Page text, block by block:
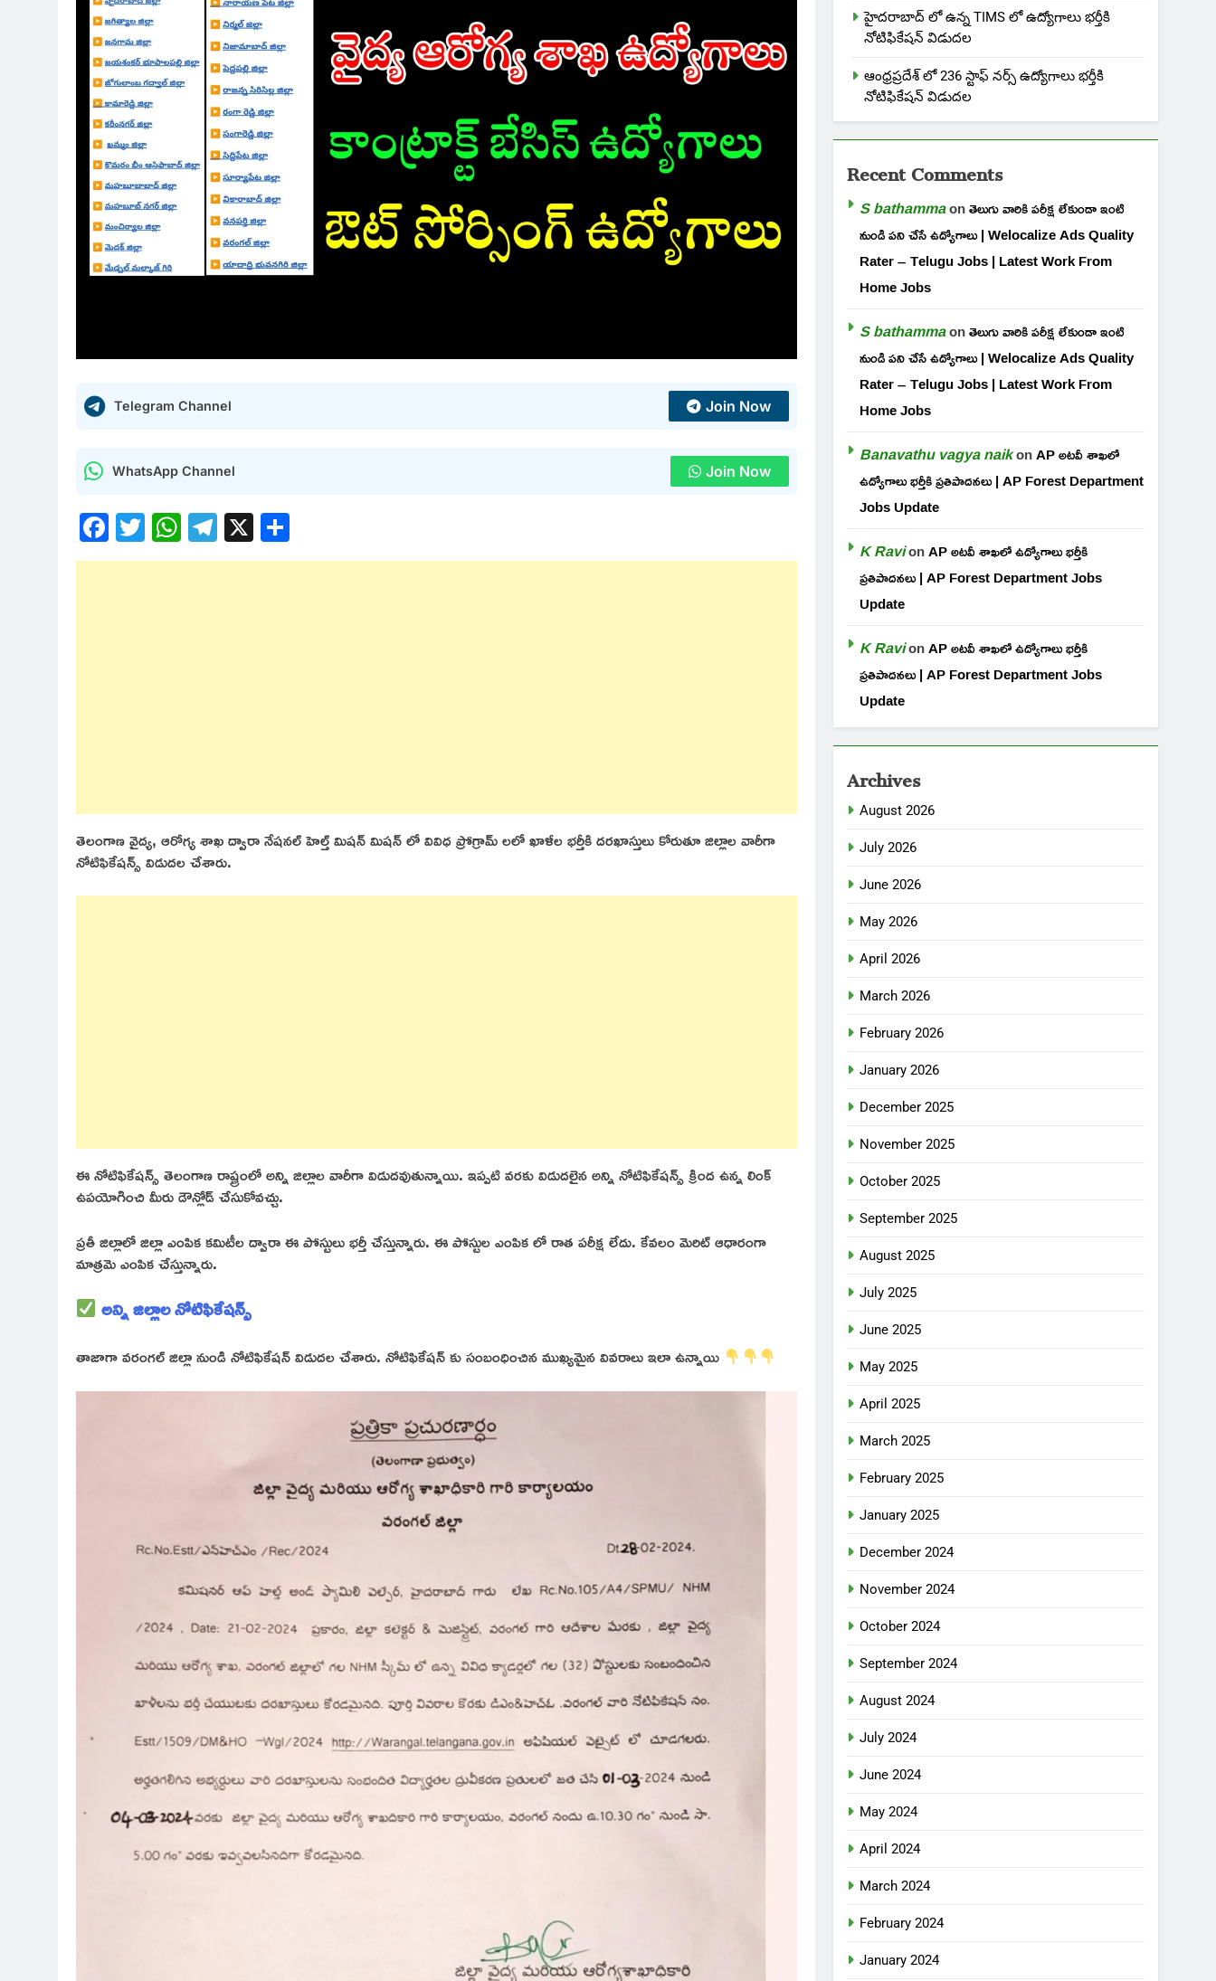
Telegram Channel Join Now
WhatsApp Channel Join Now
Facebook
Twitter
WhatsApp
Telegram
X
తెలంగాణ వైద్య, ఆరోగ్య శాఖ ద్వారా నేషనల్ హెల్త్ మిషన్ మిషన్ లో వివిధ ప్రోగ్రామ్ లలో ఖాళీల భర్తీకి దరఖాస్తులు కోరుతూ జిల్లాల వారీగా
నోటిఫికేషన్స్ విడుదల చేశారు.
ఈ నోటిఫికేషన్స్ తెలంగాణ రాష్ట్రంలో అన్ని జిల్లాల వారీగా విడుదవుతున్నాయి. ఇప్పటి వరకు విడుదలైన అన్ని నోటిఫికేషన్స్ క్రింద ఉన్న లింక్
ఉపయోగించి మీరు డౌన్లోడ్ చేసుకోవచ్చు.
ప్రతీ జిల్లాలో జిల్లా ఎంపిక కమిటీల ద్వారా ఈ పోస్టులు భర్తీ చేస్తున్నారు. ఈ పోస్టుల ఎంపిక లో రాత పరీక్ష లేదు. కేవలం మెరిట్ ఆధారంగా
మాత్రమె ఎంపిక చేస్తున్నారు.
అన్ని జిల్లాల నోటిఫికేషన్స్
తాజాగా వరంగల్ జిల్లా నుండి నోటిఫికేషన్ విడుదల చేశారు. నోటిఫికేషన్ కు సంబంధించిన ముఖ్యమైన వివరాలు ఇలా ఉన్నాయి
హైదరాబాద్ లో ఉన్న TIMS లో ఉద్యోగాలు భర్తీకి
నోటిఫికేషన్ విడుదల
ఆంధ్రప్రదేశ్ లో 236 స్టాఫ్ నర్స్ ఉద్యోగాలు భర్తీకి
నోటిఫికేషన్ విడుదల
Recent Comments
S bathammaonతెలుగు వారికి పరీక్ష లేకుండా ఇంటి
నుండి పని చేసే ఉద్యోగాలు | Welocalize Ads Quality
Rater – Telugu Jobs | Latest Work From
Home Jobs
S bathammaonతెలుగు వారికి పరీక్ష లేకుండా ఇంటి
నుండి పని చేసే ఉద్యోగాలు | Welocalize Ads Quality
Rater – Telugu Jobs | Latest Work From
Home Jobs
Banavathu vagya naikonAP అటవీ శాఖలో
ఉద్యోగాలు భర్తీకి ప్రతిపాదనలు | AP Forest Department
Jobs Update
K RavionAP అటవీ శాఖలో ఉద్యోగాలు భర్తీకి
ప్రతిపాదనలు | AP Forest Department Jobs
Update
K RavionAP అటవీ శాఖలో ఉద్యోగాలు భర్తీకి
ప్రతిపాదనలు | AP Forest Department Jobs
Update
Archives
August 2026
July 2026
June 2026
May 2026
April 2026
March 2026
February 2026
January 2026
December 2025
November 2025
October 2025
September 2025
August 2025
July 2025
June 2025
May 2025
April 2025
March 2025
February 2025
January 2025
December 2024
November 2024
October 2024
September 2024
August 2024
July 2024
June 2024
May 2024
April 2024
March 2024
February 2024
January 2024